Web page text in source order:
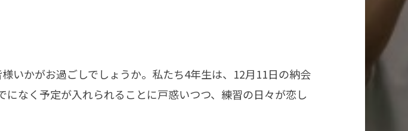
いかがお過ごしでしょうか。私たち4年生は、12月11日の納会
なく予定が入れられることに戸惑いつつ、練習の日々が恋し